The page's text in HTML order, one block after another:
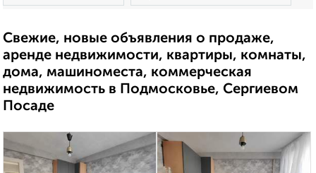
Свежие, новые объявления о продаже,
аренде недвижимости, квартиры, комнаты,
дома, машиноместа, коммерческая
недвижимость в Подмосковье, Сергиевом
Посаде